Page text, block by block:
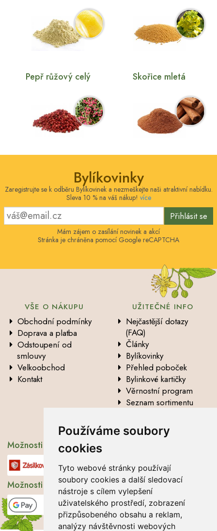
Používáme soubory
cookies
Tyto webové stránky používají
soubory cookies a další sledovací
nástroje s cílem vylepšení
uživatelského prostředí, zobrazení
přizpůsobeného obsahu a reklam,
analýzy návštěvnosti webových
Pepř růžový celý Skořice mletá
Bylíkovinky
Zaregistrujte se k odběru Bylíkovinek a nezmeškejte naši atraktivní nabídku.
Sleva 10 % na váš nákup! více
Přihlásit se
Mám zájem o zasílání novinek a akcí
Stránka je chráněna pomocí Google reCAPTCHA
VŠE O NÁKUPU
Obchodní podmínky
Doprava a platba
Odstoupení od
smlouvy
Velkoobchod
Kontakt
UŽITEČNÉ INFO
Nejčastější dotazy
(FAQ)
Články
Bylíkovinky
Přehled poboček
Bylinkové kartičky
Věrnostní program
Seznam sortimentu
údajů
Možnosti dopravy
Možnosti platby